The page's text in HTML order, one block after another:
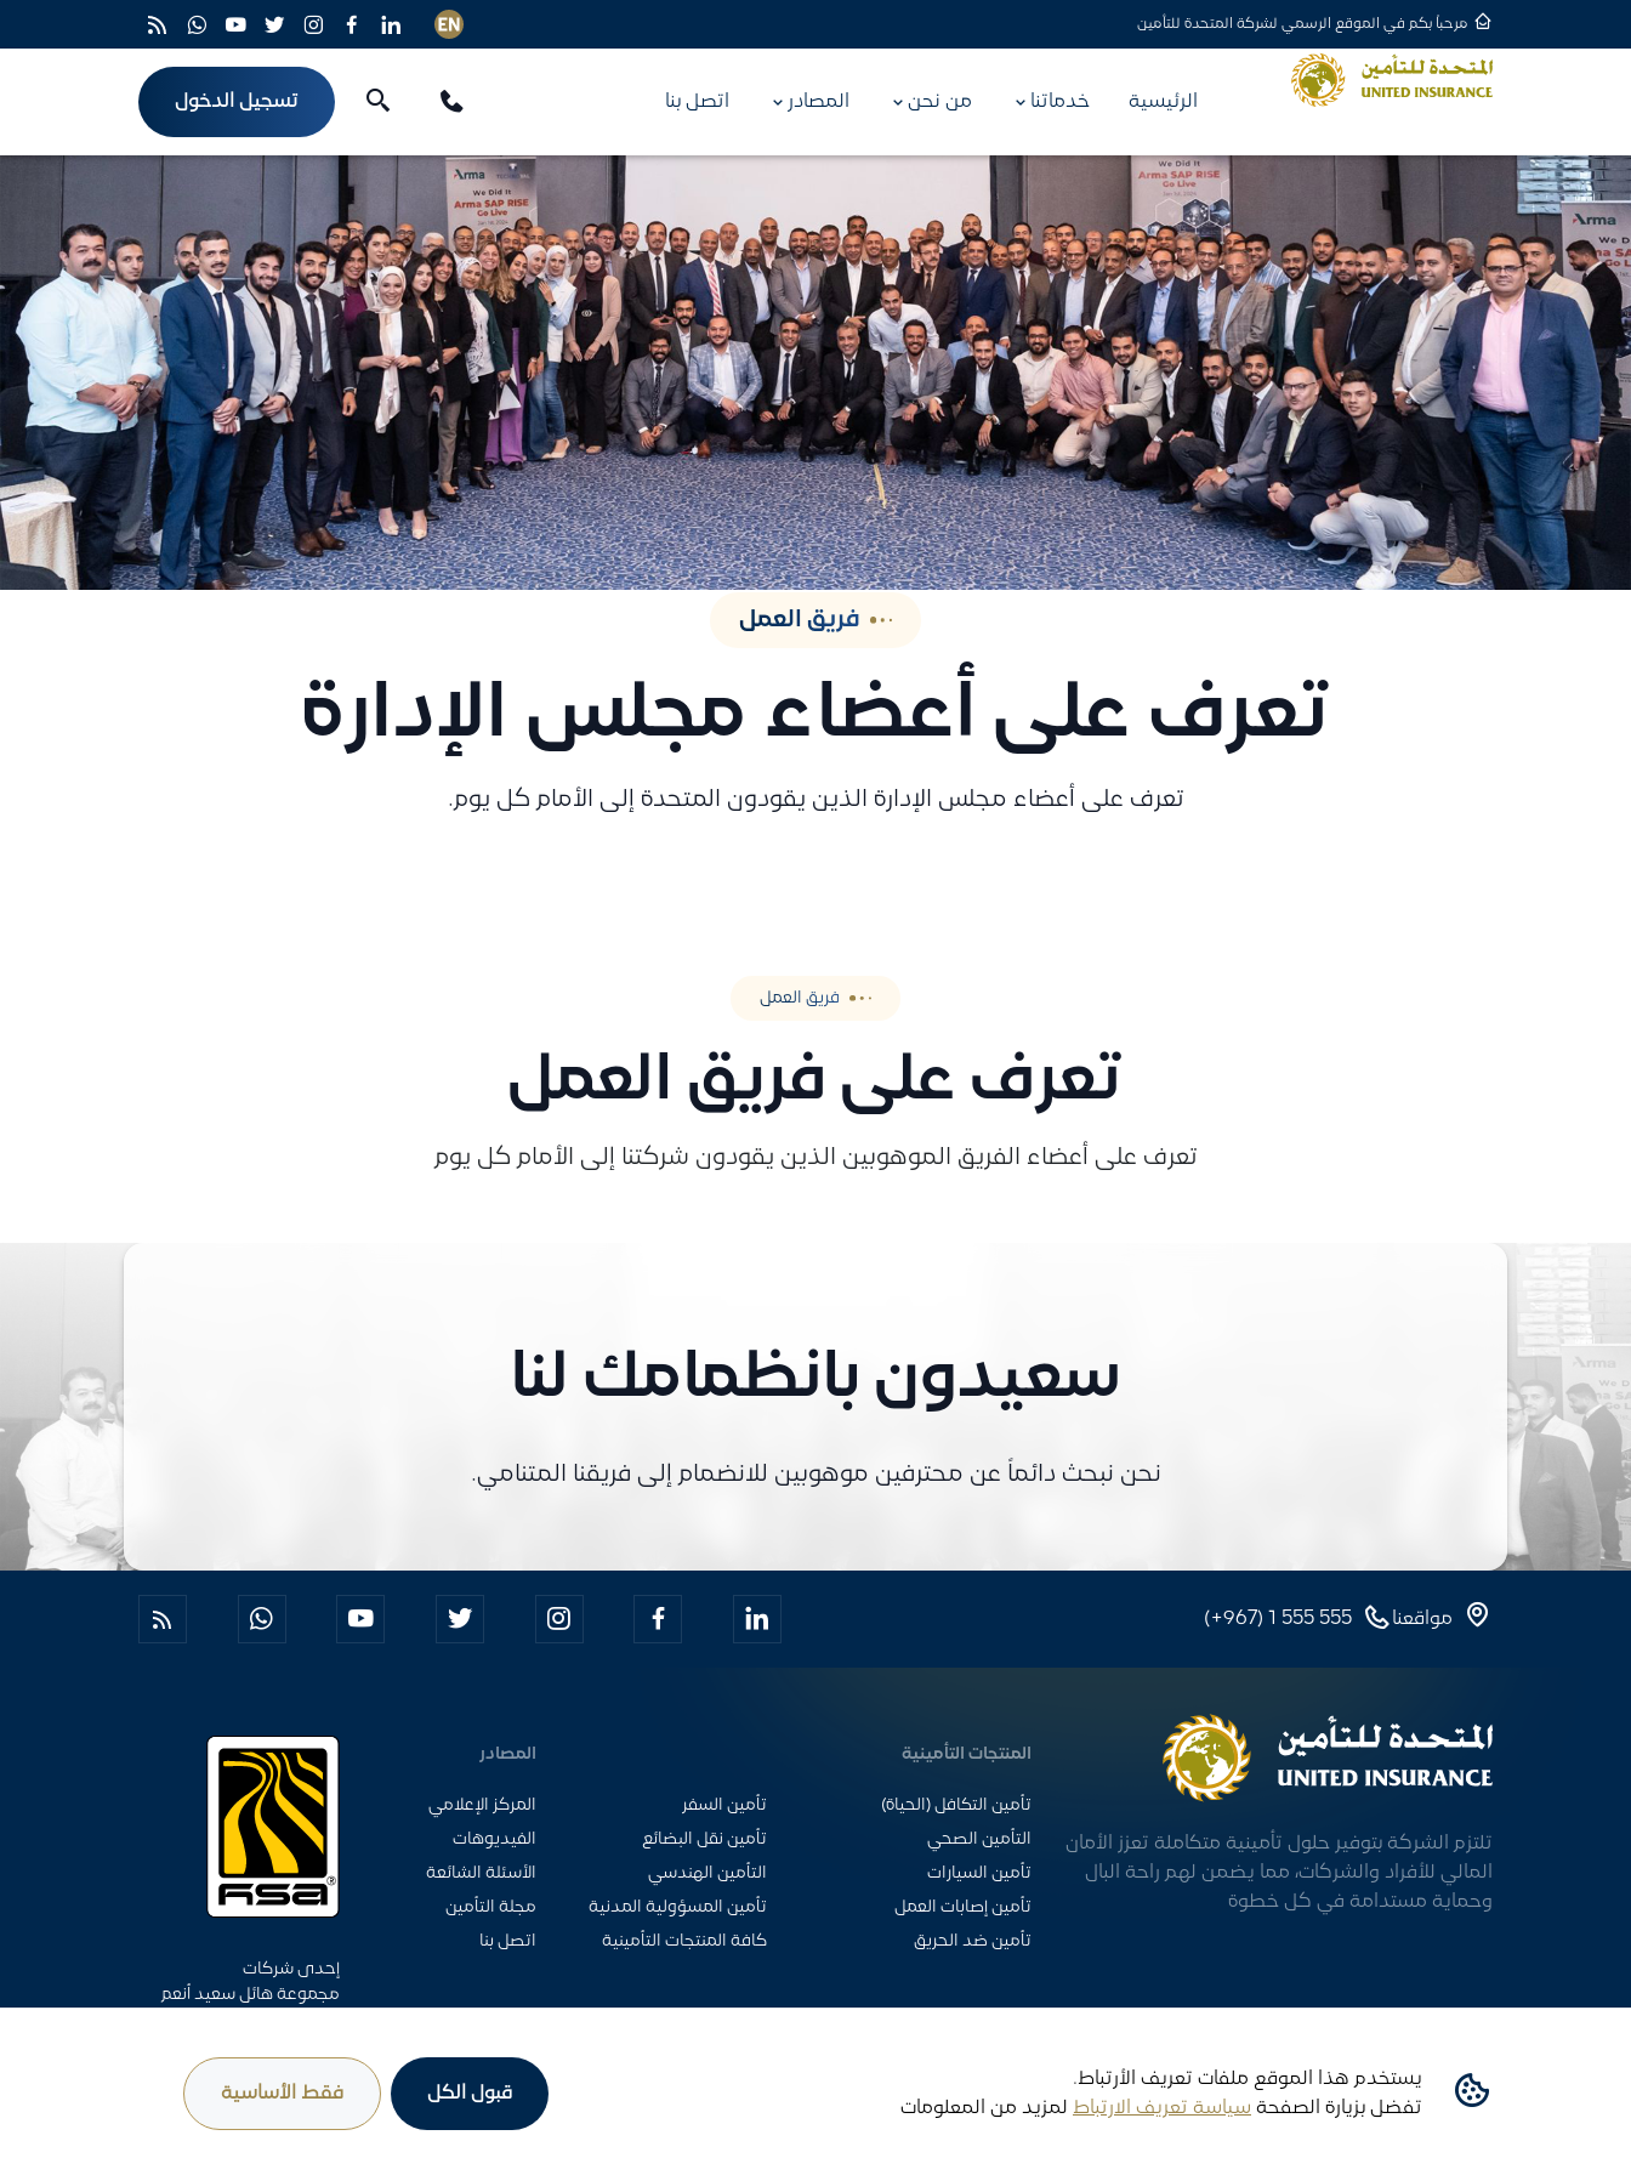
مرحباً بكم في الموقع الرسمي لشركة المتحدة للتأمين
الرئيسية خدماتنا من نحن المصادر اتصل بنا تسجيل الدخول
المنتجات التأمينية
تأمين التكافل (الحياة)
تقديم تعويض مالي في حالة الوفاة
التأمين الصحي
رعاية طبية شاملة لضمان صحتك وسلامتك
تأمين السيارات
تغطية أضرار الحوادث لك أو لغيرك
تأمين إصابات العمل
تعويضات للأضرار الناتجة عن إصابات العمل
تأمين ضد الحريق
تغطية أصولك ضد الحرائق والانفجارات
تأمين نقل البضائع
حماية الشحنات أثناء النقل بجميع أنواعه
التأمين الهندسي
تغطية مخاطر المشاريع الهندسية والمعدات
تأمين المسؤولية المدنية
حماية قانونية ضد المطالبات والمسؤوليات
تأمين الأموال
حماية الأموال والقيم المالية ضد السرقة أو الفقدان
تأمين ضمان الأمانة
حماية شاملة للأموال ضد الخسائر
كافة المنتجات التأمينية
المركز الإعلامي
أرشيف الفيديوهات
الأسئلة الشائعة
سياسة الخصوصية
نظرة عامة
الرؤية
أهدافنا قيد التحقيق
رسالتنا
رسالتنا واضحة
القيم والمبادئ
نلتزم بالقيم الخاصة بنا
كلمة المدير
كلمة المدير العام
المركز الإعلامي
الفيديوهات
المدونات
البودكاست
الأخبار
مجلة التأمين
الإحصائيات
الأسئلة الشائعة
مسابقات وجوائز
المعيدين
الوسطاء
فريق العمل
تعرف على أعضاء مجلس الإدارة
تعرف على أعضاء مجلس الإدارة الذين يقودون المتحدة إلى الأمام كل يوم.
فريق العمل
تعرف على فريق العمل
تعرف على أعضاء الفريق الموهوبين الذين يقودون شركتنا إلى الأمام كل يوم
سعيدون بانظمامك لنا
نحن نبحث دائماً عن محترفين موهوبين للانضمام إلى فريقنا المتنامي.
يستخدم هذا الموقع ملفات تعريف الأرتباط.
تفضل بزيارة الصفحة سياسة تعريف الارتباط لمزيد من المعلومات
قبول الكل فقط الأساسية
مواقعنا ‎(+967) 1 555 555
تلتزم الشركة بتوفير حلول تأمينية متكاملة تعزز الأمان
المالي للأفراد والشركات، مما يضمن لهم راحة البال
وحماية مستدامة في كل خطوة
المنتجات التأمينية
تأمين التكافل (الحياة)
التأمين الصحي
تأمين السيارات
تأمين إصابات العمل
تأمين ضد الحريق
تأمين السفر
تأمين نقل البضائع
التأمين الهندسي
تأمين المسؤولية المدنية
كافة المنتجات التأمينية
المصادر
المركز الإعلامي
الفيديوهات
الأسئلة الشائعة
مجلة التأمين
اتصل بنا
إحدى شركات
مجموعة هائل سعيد أنعم
شروط الاستخدام وسياسة الخصوصية